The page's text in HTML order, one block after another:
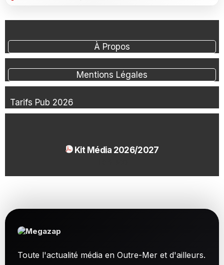
À Propos
Mentions Légales
Tarifs Pub 2026
Kit Média 2026/2027
Toute l'actualité média en Outre-Mer et d'ailleurs.